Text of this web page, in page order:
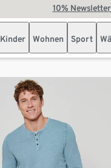
10%
Kinder Wohnen Sport